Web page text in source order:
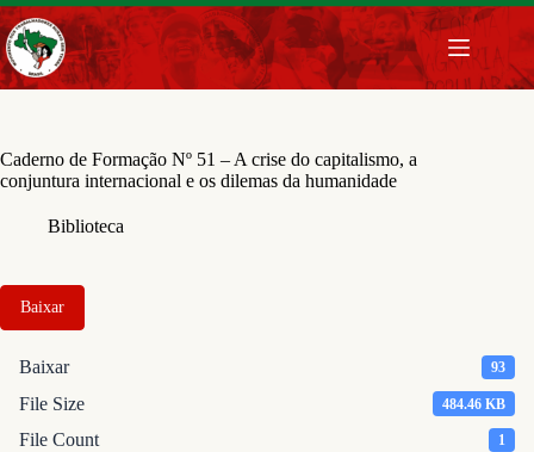
Pular
para
o
conteúdo
Caderno de Formação Nº 51 – A crise do capitalismo, a
conjuntura internacional e os dilemas da humanidade
Biblioteca
Baixar
Baixar 93
File Size 484.46 KB
File Count 1